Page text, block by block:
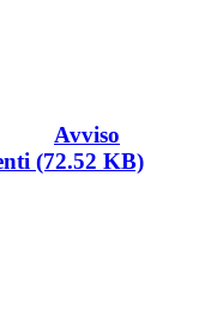
Avviso
(72.52 KB)